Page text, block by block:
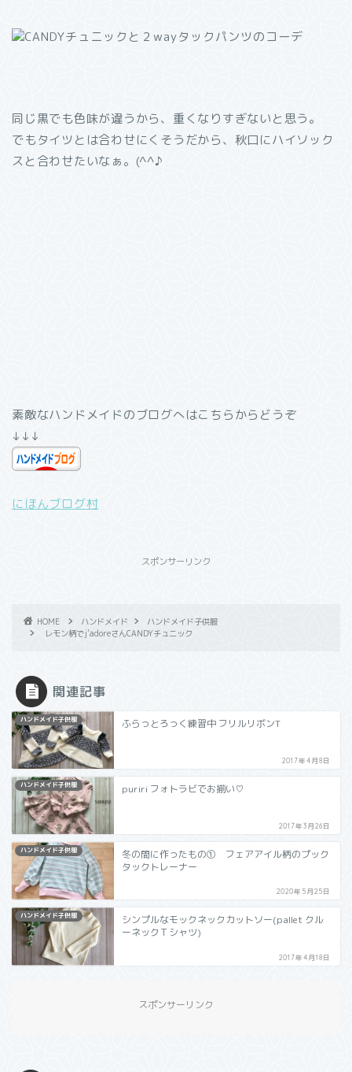
同じ黒でも色味が違うから、重くなりすぎないと思う。
でもタイツとは合わせにくそうだから、秋口にハイソック
スと合わせたいなぁ。(^^♪
素敵なハンドメイドのブログへはこちらからどうぞ
↓↓↓
にほんブログ村
スポンサーリンク
HOME ハンドメイド
ハンドメイド子供服
レモン柄でj’adoreさんCANDYチュニック
関連記事
ハンドメイド子供服 ふらっとろっく練習中 フリルリボンT
2017年4月8日
ハンドメイド子供服 puriri フォトラビでお揃い♡
2017年3月26日
ハンドメイド子供服
冬の間に作ったもの① フェアアイル柄のプック
タックトレーナー
2020年5月25日
ハンドメイド子供服
シンプルなモックネックカットソー(pallet クル
ーネックＴシャツ)
2017年4月18日
スポンサーリンク